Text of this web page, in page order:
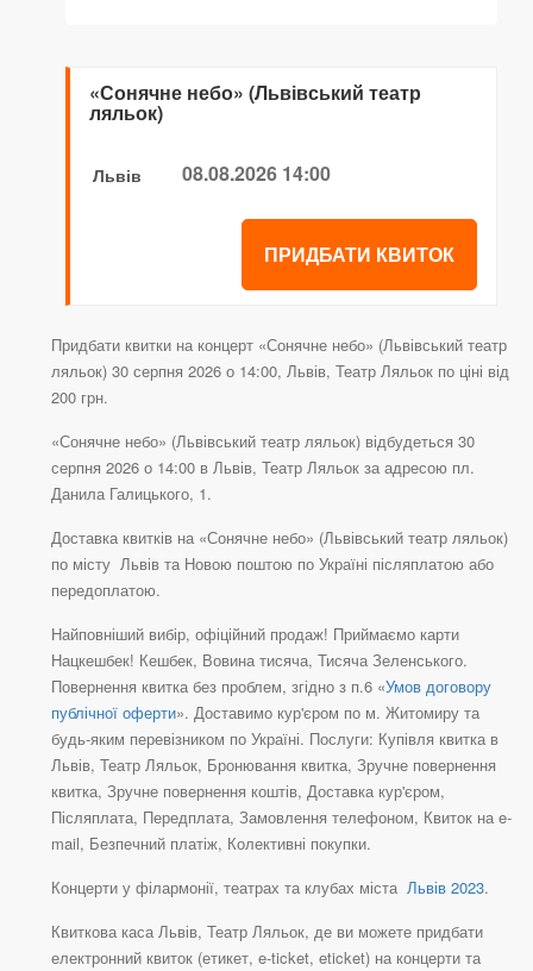
«Сонячне небо» (Львівський театр
ляльок)
Львів 08.08.2026 14:00
ПРИДБАТИ КВИТОК
Придбати квитки на концерт «Сонячне небо» (Львівський театр
ляльок) 30 серпня 2026 о 14:00, Львів, Театр Ляльок по ціні від
200 грн.
«Сонячне небо» (Львівський театр ляльок) відбудеться 30
серпня 2026 о 14:00 в Львів, Театр Ляльок за адресою пл.
Данила Галицького, 1.
Доставка квитків на «Сонячне небо» (Львівський театр ляльок)
по місту Львів та Новою поштою по Україні післяплатою або
передоплатою.
Найповніший вибір, офіційний продаж! Приймаємо карти
Нацкешбек! Кешбек, Вовина тисяча, Тисяча Зеленського.
Повернення квитка без проблем, згідно з п.6 «Умов договору
публічної оферти». Доставимо кур'єром по м. Житомиру та
будь-яким перевізником по Україні. Послуги: Купівля квитка в
Львів, Театр Ляльок, Бронювання квитка, Зручне повернення
квитка, Зручне повернення коштів, Доставка кур'єром,
Післяплата, Передплата, Замовлення телефоном, Квиток на e-
mail, Безпечний платіж, Колективні покупки.
Концерти у філармонії, театрах та клубах міста Львів 2023.
Квиткова каса Львів, Театр Ляльок, де ви можете придбати
електронний квиток (етикет, e-ticket, eticket) на концерти та